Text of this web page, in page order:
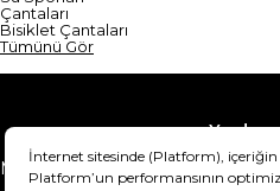
Çantaları
Bisiklet Çantaları
Tümünü Gör
Yardım
Mesafeli Satış Sözleşmesi